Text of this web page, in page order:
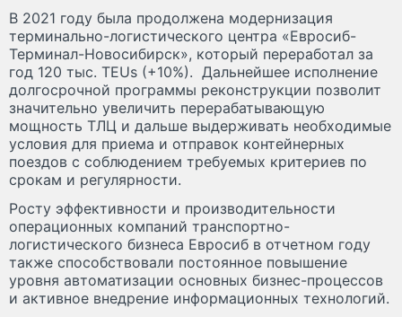
В 2021 году была продолжена модернизация
терминально-логистического центра «Евросиб-
Терминал-Новосибирск», который переработал за
год 120 тыс. TEUs (+10%). Дальнейшее исполнение
долгосрочной программы реконструкции позволит
значительно увеличить перерабатывающую
мощность ТЛЦ и дальше выдерживать необходимые
условия для приема и отправок контейнерных
поездов с соблюдением требуемых критериев по
срокам и регулярности.
Росту эффективности и производительности
операционных компаний транспортно-
логистического бизнеса Евросиб в отчетном году
также способствовали постоянное повышение
уровня автоматизации основных бизнес-процессов
и активное внедрение информационных технологий.